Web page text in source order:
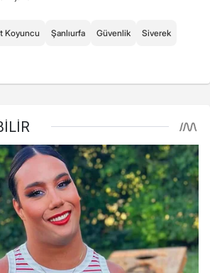
Koyuncu Şanlıurfa Güvenlik Siverek